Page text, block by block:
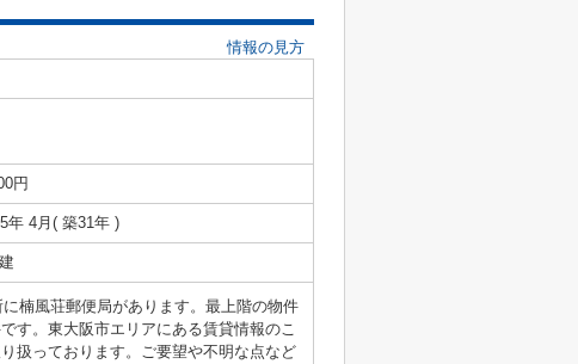
情報の見方
円
年 4月( 築31年 )
楠風荘郵便局があります。最上階の物件
す。東大阪市エリアにある賃貸情報のこ
扱っております。ご要望や不明な点など